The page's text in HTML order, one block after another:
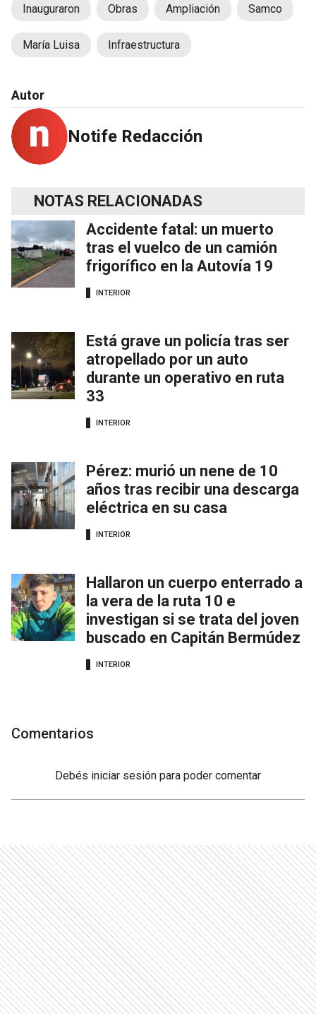
Inauguraron Obras Ampliación Samco
María Luisa Infraestructura
Autor
Notife Redacción
NOTAS RELACIONADAS
Accidente fatal: un muerto
tras el vuelco de un camión
frigorífico en la Autovía 19
INTERIOR
Está grave un policía tras ser
atropellado por un auto
durante un operativo en ruta
33
INTERIOR
Pérez: murió un nene de 10
años tras recibir una descarga
eléctrica en su casa
INTERIOR
Hallaron un cuerpo enterrado a
la vera de la ruta 10 e
investigan si se trata del joven
buscado en Capitán Bermúdez
INTERIOR
Comentarios
Debés iniciar sesión para poder comentar